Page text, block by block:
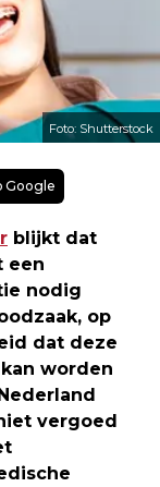
Foto: Shutterstock
Google
blijkt dat
een
nodig
op
dat deze
worden
vergoed